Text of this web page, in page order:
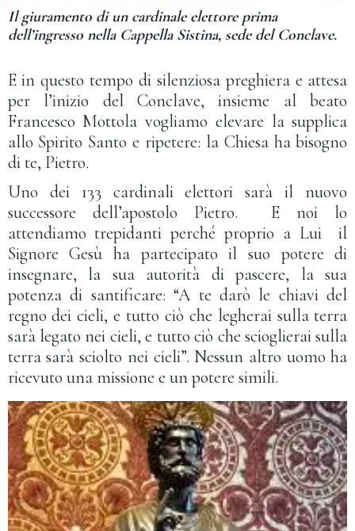
Il giuramento di un cardinale elettore prima
dell’ingresso nella Cappella Sistina, sede del Conclave.
E in questo tempo di silenziosa preghiera e attesa
per l’inizio del Conclave, insieme al beato
Francesco Mottola vogliamo elevare la supplica
allo Spirito Santo e ripetere: la Chiesa ha bisogno
di te, Pietro.
Uno dei 133 cardinali elettori sarà il nuovo
successore dell’apostolo Pietro. E noi lo
attendiamo trepidanti perché proprio a Lui il
Signore Gesù ha partecipato il suo potere di
insegnare, la sua autorità di pascere, la sua
potenza di santificare: “A te darò le chiavi del
regno dei cieli, e tutto ciò che legherai sulla terra
sarà legato nei cieli, e tutto ciò che scioglierai sulla
terra sarà sciolto nei cieli”. Nessun altro uomo ha
ricevuto una missione e un potere simili.